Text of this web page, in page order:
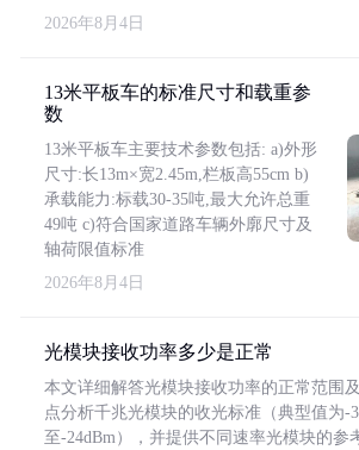
2026年8月4日
13米平板车的标准尺寸和载重参
数
13米平板车主要技术参数包括: a)外形
尺寸:长13m×宽2.45m,栏板高55cm b)
承载能力:标载30-35吨,最大允许总重
49吨 c)符合国家道路车辆外廓尺寸及
轴荷限值标准
2026年8月4日
光模块接收功率多少是正常
本文详细解答光模块接收功率的正常范围
点分析千兆光模块的收光标准（典型值为-
至-24dBm），并提供不同速率光模块的参